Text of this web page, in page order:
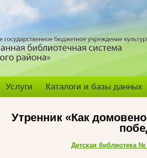
Услуги Каталоги и базы данных
Утренник «Как
Детская библиотека